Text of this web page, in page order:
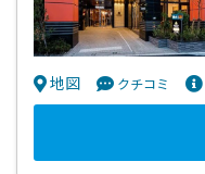
地図 クチコミ